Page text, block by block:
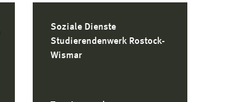
Soziale Dienste
Studierendenwerk Rostock-
Wismar